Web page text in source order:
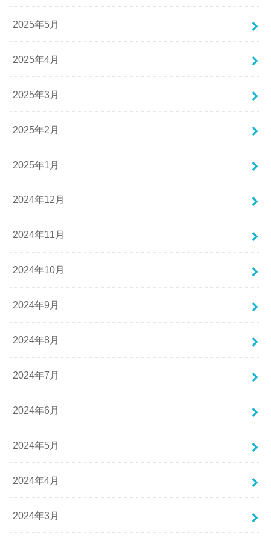
2025年5月
2025年4月
2025年3月
2025年2月
2025年1月
2024年12月
2024年11月
2024年10月
2024年9月
2024年8月
2024年7月
2024年6月
2024年5月
2024年4月
2024年3月